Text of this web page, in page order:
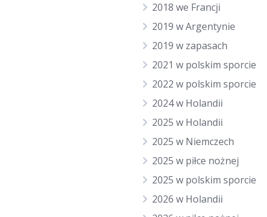
2018 we Francji
2019 w Argentynie
2019 w zapasach
2021 w polskim sporcie
2022 w polskim sporcie
2024 w Holandii
2025 w Holandii
2025 w Niemczech
2025 w piłce nożnej
2025 w polskim sporcie
2026 w Holandii